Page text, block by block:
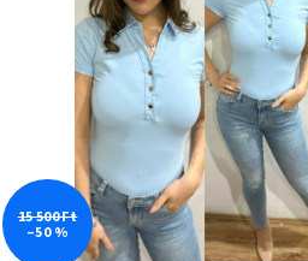
15 500 Ft
–50 %